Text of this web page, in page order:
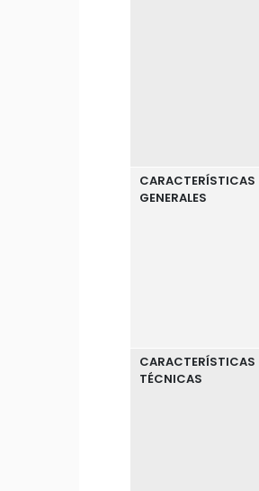
CARACTERÍSTICAS
GENERALES
CARACTERÍSTICAS
TÉCNICAS